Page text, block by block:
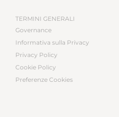
TERMINI GENERALI
Governance
Informativa sulla Privacy
Privacy Policy
Cookie Policy
Preferenze Cookies